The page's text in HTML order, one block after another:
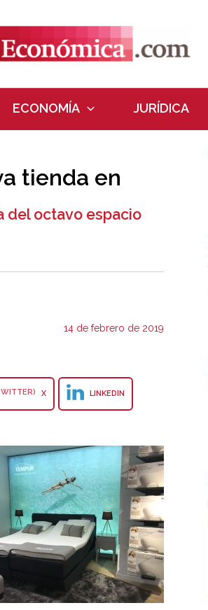
ECONOMÍA JURÍDICA
tienda en
del octavo espacio
14 de febrero de 2019
X LINKEDIN